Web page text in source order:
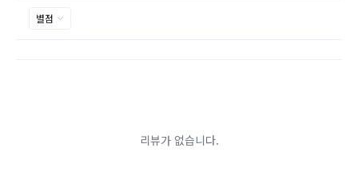
기타 전자상거래 등에서의 소비자보호에 관한 법률이 정